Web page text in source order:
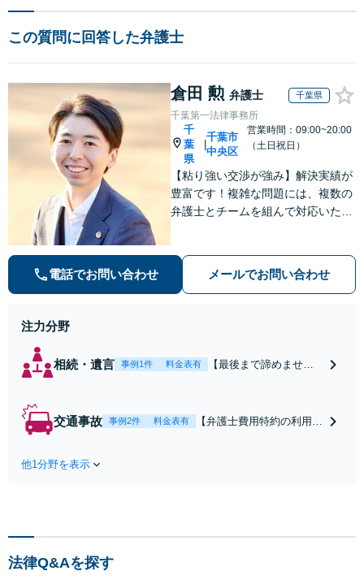
この質問に回答した弁護士
倉田 勲 弁護士 千葉県
千葉第一法律事務所
千
葉
県
千葉市
中央区
営業時間：09:00~20:00
（土日祝日）
【粘り強い交渉が強み】解決実績が
豊富です！複雑な問題には、複数の
弁護士とチームを組んで対応いたし
添い、不安を軽減します。まずはお
気軽にご相談ください。
電話でお問い合わせ メールでお問い合わせ
注力分野
相続・遺言 事例1件 料金表有
【最後まで諦めませ
合意してしまう前にご
交通事故 事例2件 料金表有
【弁護士費用特約の利用＆
は損をしてしまうかもしれ
他1分野を表示
法律Q&Aを探す